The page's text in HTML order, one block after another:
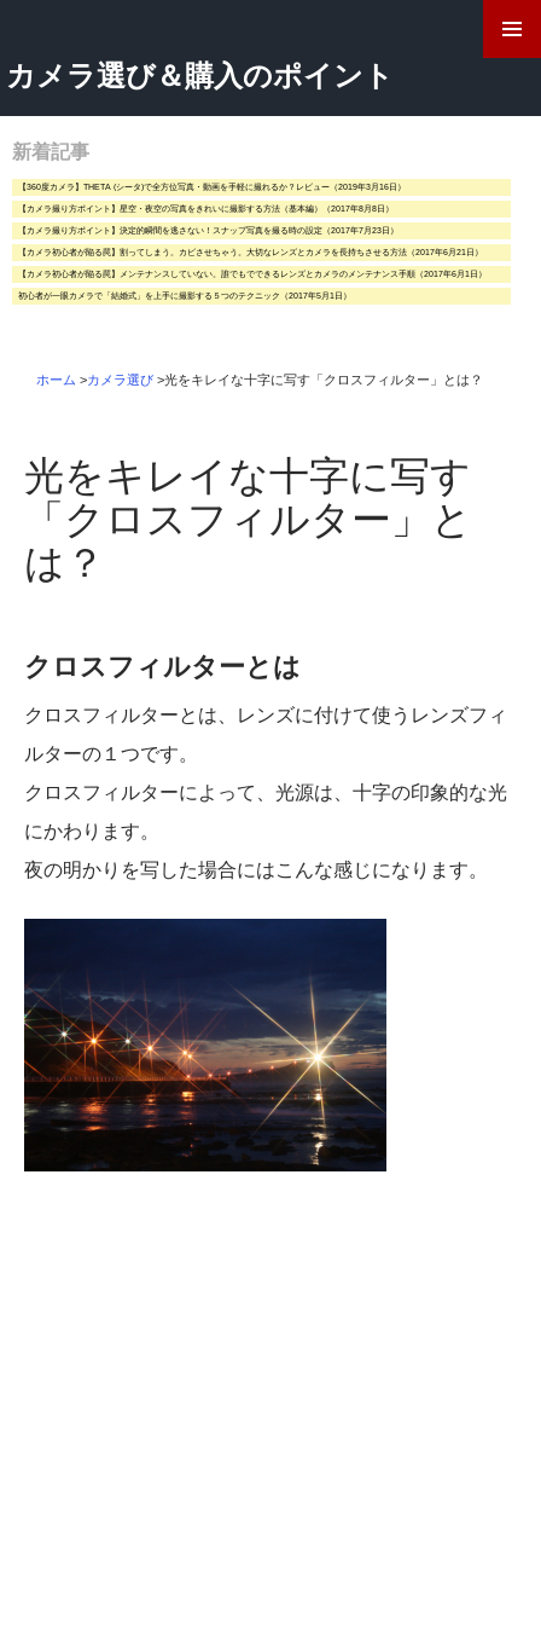
カメラ選び＆購入のポイント
ン
ツ
へ
ス
キ
ッ
プ
新着記事
【360度カメラ】THETA (シータ)で全方位写真・動画を手軽に撮れるか？レビュー（2019年3月16日）
【カメラ撮り方ポイント】星空・夜空の写真をきれいに撮影する方法（基本編）（2017年8月8日）
【カメラ撮り方ポイント】決定的瞬間を逃さない！スナップ写真を撮る時の設定（2017年7月23日）
【カメラ初心者が陥る罠】割ってしまう。カビさせちゃう。大切なレンズとカメラを長持ちさせる方法（2017年6月21日）
【カメラ初心者が陥る罠】メンテナンスしていない。誰でもでできるレンズとカメラのメンテナンス手順（2017年6月1日）
初心者が一眼カメラで「結婚式」を上手に撮影する５つのテクニック（2017年5月1日）
ホーム >カメラ選び >光をキレイな十字に写す「クロスフィルター」とは？
光をキレイな十字に写す
「クロスフィルター」と
は？
クロスフィルターとは
クロスフィルターとは、レンズに付けて使うレンズフィ
ルターの１つです。
クロスフィルターによって、光源は、十字の印象的な光
にかわります。
夜の明かりを写した場合にはこんな感じになります。